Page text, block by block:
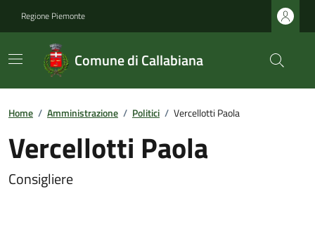
Regione Piemonte
Comune di Callabiana
Home / Amministrazione / Politici / Vercellotti Paola
Vercellotti Paola
Consigliere